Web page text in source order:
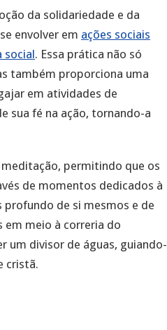
da solidariedade e da
envolver em ações sociais
social. Essa prática não só
também proporciona uma
em atividades de
sua fé na ação, tornando-a
permitindo que os
de momentos dedicados à
de si mesmos e de
em meio à correria do
um divisor de águas, guiando-
cristã.